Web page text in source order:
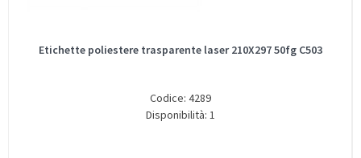
Etichette poliestere trasparente laser 210X297 50fg C503
Codice: 4289
Disponibilità: 1